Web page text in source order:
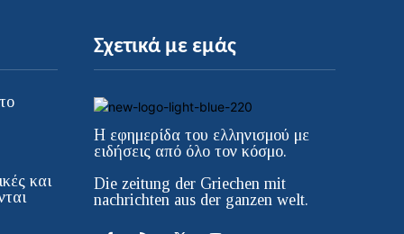
και
Σχετικά με εμάς
Η εφημερίδα του ελληνισμού με
ειδήσεις από όλο τον κόσμο.
Die zeitung der Griechen mit
nachrichten aus der ganzen welt.